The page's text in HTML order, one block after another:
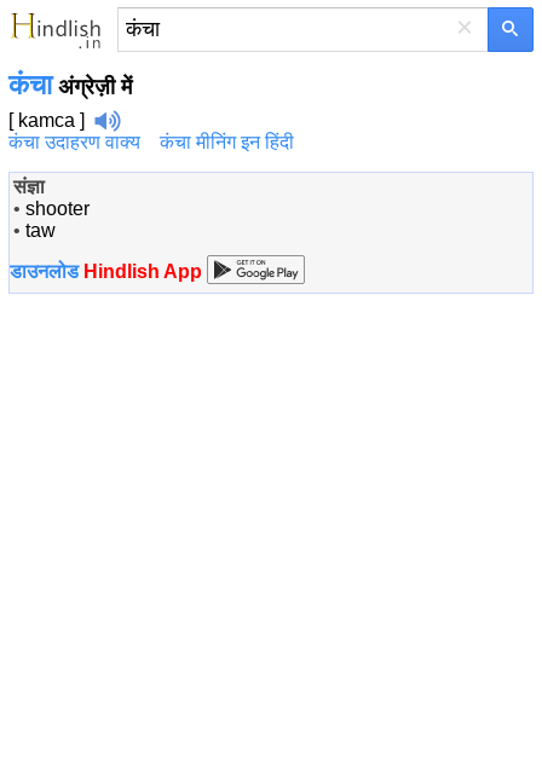
×
कंचाअंग्रेज़ी में
[ kamca ]
कंचा उदाहरण वाक्य
कंचा मीनिंग इन हिंदी
संज्ञा
• shooter
• taw
डाउनलोड Hindlish App